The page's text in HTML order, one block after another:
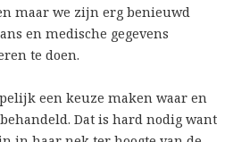
maar we zijn erg benieuwd
en medische gegevens
te doen.
een keuze maken waar en
Dat is hard nodig want